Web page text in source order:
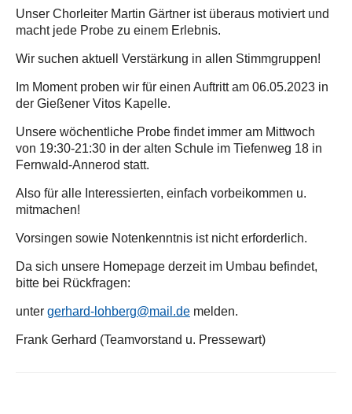
Unser Chorleiter Martin Gärtner ist überaus motiviert und
macht jede Probe zu einem Erlebnis.
Wir suchen aktuell Verstärkung in allen Stimmgruppen!
Im Moment proben wir für einen Auftritt am 06.05.2023 in
der Gießener Vitos Kapelle.
Unsere wöchentliche Probe findet immer am Mittwoch
von 19:30-21:30 in der alten Schule im Tiefenweg 18 in
Fernwald-Annerod statt.
Also für alle Interessierten, einfach vorbeikommen u.
mitmachen!
Vorsingen sowie Notenkenntnis ist nicht erforderlich.
Da sich unsere Homepage derzeit im Umbau befindet,
bitte bei Rückfragen:
unter gerhard-lohberg@mail.de melden.
Frank Gerhard (Teamvorstand u. Pressewart)